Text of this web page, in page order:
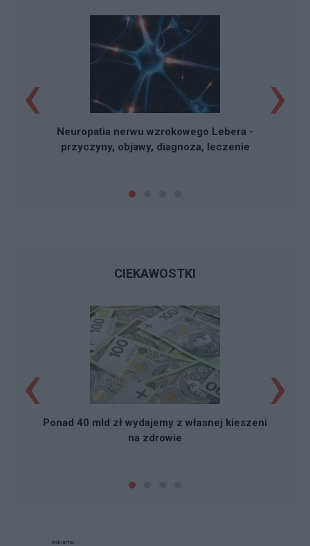
Neuropatia nerwu wzrokowego Lebera -
przyczyny, objawy, diagnoza, leczenie
‹ ›
CIEKAWOSTKI
Ponad 40 mld zł wydajemy z własnej kieszeni
na zdrowie
‹ ›
Reklama: